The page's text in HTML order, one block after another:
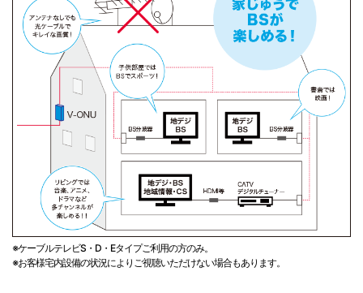
※ケーブルテレビS・D・Eタイプご利用の方のみ。
※お客様宅内設備の状況によりご視聴いただけない場合もあります。